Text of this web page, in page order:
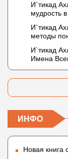
И`тикад
мудрость
не пришло
Таймийи
И`тикад
методы
Что
(без
И`тикад
Имена
ИНФО
Новая книга